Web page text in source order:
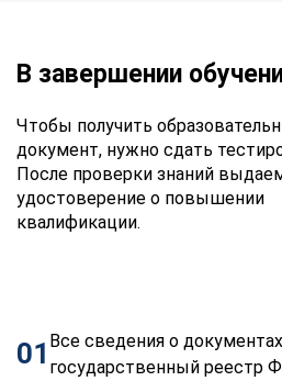
В завершении
Чтобы получить
документ, нужно сдать
После проверки знаний
удостоверение о повышении
квалификации.
01 Все сведения о
государственный